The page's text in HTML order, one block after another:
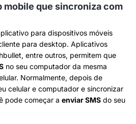
mobile que sincroniza com
para dispositivos móveis
para desktop. Aplicativos
entre outros, permitem que
no seu computador da mesma
Normalmente, depois de
celular e computador e sincronizar
pode começar a enviar SMS do seu